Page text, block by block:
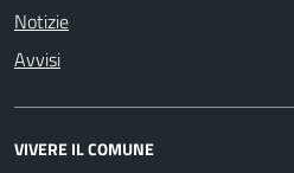
Notizie
Avvisi
VIVERE IL COMUNE